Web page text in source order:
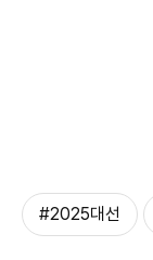
#2025대선